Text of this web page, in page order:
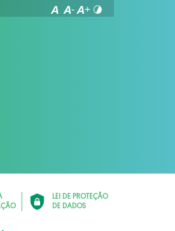
LEI DE PROTEÇÃO
DE DADOS